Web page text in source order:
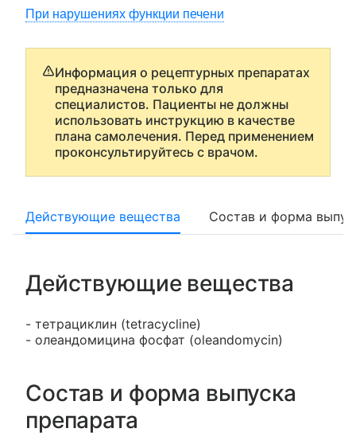
При нарушениях функции печени
Информация о рецептурных препаратах
предназначена только для
специалистов. Пациенты не должны
использовать инструкцию в качестве
плана самолечения. Перед применением
проконсультируйтесь с врачом.
Действующие вещества Состав и форма
Действующие вещества
- тетрациклин (tetracycline)
- олеандомицина фосфат (oleandomycin)
Состав и форма выпуска
препарата